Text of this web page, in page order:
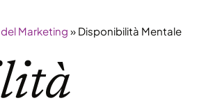
Marketing » Disponibilità Mentale